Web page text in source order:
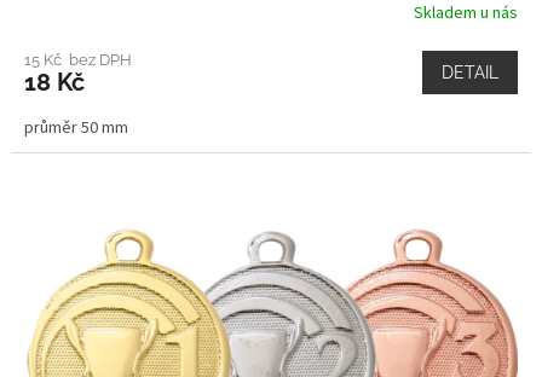
Skladem u nás
15 Kč bez DPH
18 Kč DETAIL
průměr 50 mm